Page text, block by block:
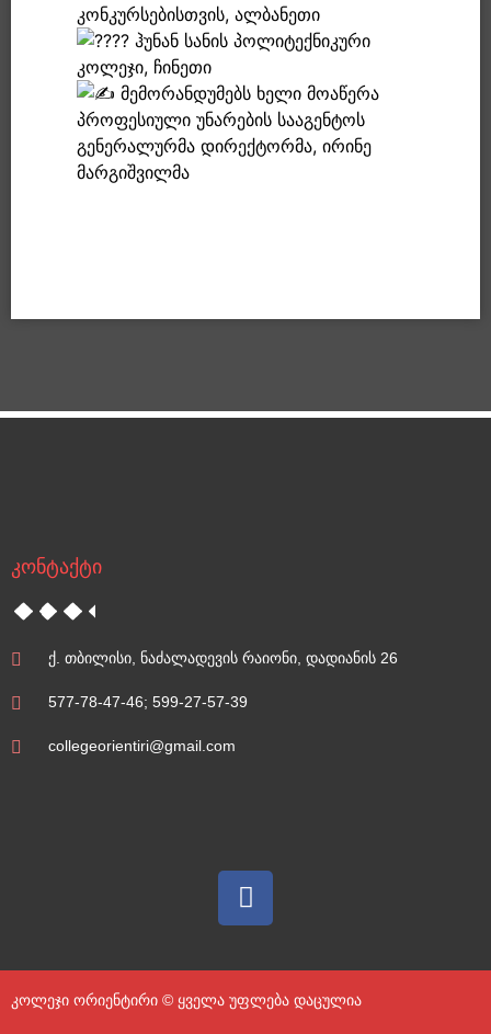
კონკურსებისთვის, ალბანეთი
ჰუნან სანის პოლიტექნიკური
კოლეჯი, ჩინეთი
მემორანდუმებს ხელი მოაწერა
პროფესიული უნარების სააგენტოს
გენერალურმა დირექტორმა, ირინე
მარგიშვილმა
კონტაქტი
ქ. თბილისი, ნაძალადევის რაიონი, დადიანის 26
577-78-47-46; 599-27-57-39
collegeorientiri@gmail.com
კოლეჯი ორიენტირი © ყველა უფლება დაცულია